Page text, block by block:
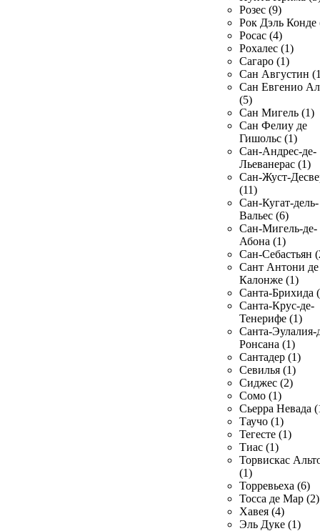
Розес (9)
Рок Дэль Конде
Росас (4)
Рохалес (1)
Сагаро (1)
Сан Августин
Сан Евгенио
(5)
Сан Мигель (1)
Сан Фелиу де
Гишольс (1)
Сан-Андрес-де-
Льеванерас (1)
Сан-Жуст-
(11)
Сан-Кугат-дель-
Вальес (6)
Сан-Мигель-де-
Абона (1)
Сан-Себастьян
Сант Антони де
Калонже (1)
Санта-Брихида
Санта-Крус-де-
Тенерифе (1)
Санта-Эулалия-
Ронсана (1)
Сантадер (1)
Севилья (1)
Сиджес (2)
Сомо (1)
Сьерра Невада
Таучо (1)
Тегесте (1)
Тиас (1)
Торвискас
(1)
Торревьеха (6)
Тосса де Мар (2)
Хавея (4)
Эль Дуке (1)